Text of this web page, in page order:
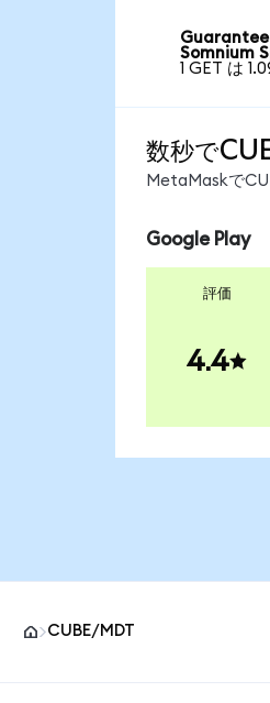
Somnium
1 GET は
数秒で
MetaMaskで
Google Play
評価
4.4
CUBE/MDT